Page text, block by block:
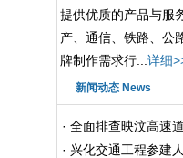
提供优质的产品与服
产、通信、铁路、公
牌制作需求行... 详细
新闻动态 News
· 全面排查映汶高速
· 兴化交通工程参建